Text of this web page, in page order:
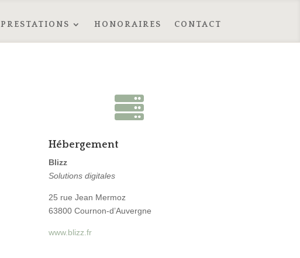
PRESTATIONS HONORAIRES CONTACT

Hébergement
Blizz
Solutions digitales
25 rue Jean Mermoz
63800 Cournon-d’Auvergne
www.blizz.fr